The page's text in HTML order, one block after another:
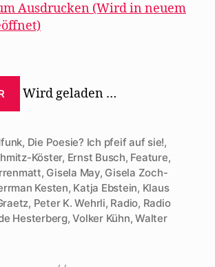
Ausdrucken (Wird in neuem
Wird geladen …
, Die Poesie? Ich pfeif auf sie!,
Köster, Ernst Busch, Feature,
, Gisela May, Gisela Zoch-
Kesten, Katja Ebstein, Klaus
, Peter K. Wehrli, Radio, Radio
Hesterberg,Volker Kühn,Walter